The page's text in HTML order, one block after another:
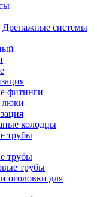
Дренажные системы
фитинги
люки
колодцы
трубы
трубы
трубы
оголовки для